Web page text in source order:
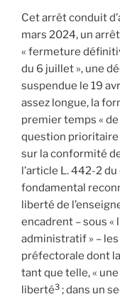
Cet arrêt conduit
mars 2024, un
« fermeture
du 6 juillet », une
suspendue le 19
assez longue, la
premier temps «
question
sur la conformité
l’article L. 442-2
fondamental
liberté de
encadrent – sous «
administratif » –
préfectorale dont
tant que telle, «
liberté3 ; dans un